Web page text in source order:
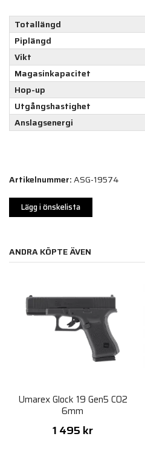
Totallängd
Piplängd
Vikt
Magasinkapacitet
Hop-up
Utgångshastighet
Anslagsenergi
Artikelnummer:ASG-19574
Lägg i önskelista
ANDRA KÖPTE ÄVEN
Umarex Glock 19 Gen5 CO2
6mm
1 495 kr